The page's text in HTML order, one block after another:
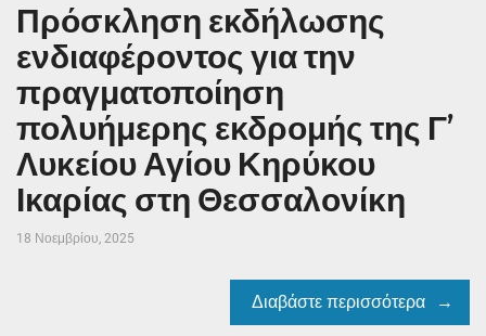
Πρόσκληση εκδήλωσης
ενδιαφέροντος για την
πραγματοποίηση
πολυήμερης εκδρομής της Γ’
Λυκείου Αγίου Κηρύκου
Ικαρίας στη Θεσσαλονίκη
18 Νοεμβρίου, 2025
Διαβάστε περισσότερα